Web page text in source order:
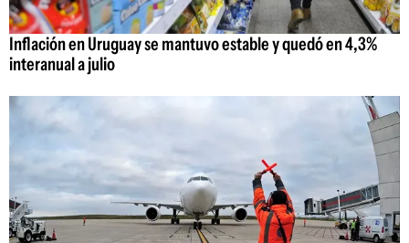
Inflación en Uruguay se mantuvo estable y quedó en 4,3%
interanual a julio